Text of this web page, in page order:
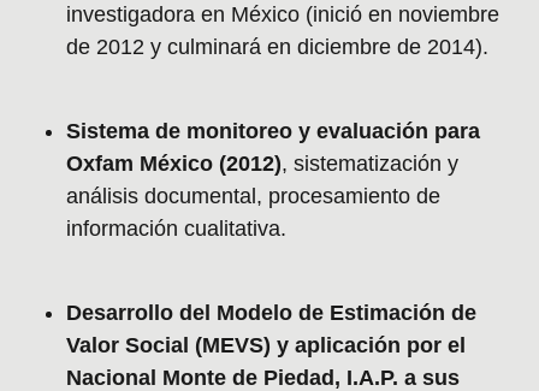
investigadora en México (inició en noviembre
de 2012 y culminará en diciembre de 2014).
Sistema de monitoreo y evaluación para
Oxfam México (2012), sistematización y
análisis documental, procesamiento de
información cualitativa.
Desarrollo del Modelo de Estimación de
Valor Social (MEVS) y aplicación por el
Nacional Monte de Piedad, I.A.P. a sus